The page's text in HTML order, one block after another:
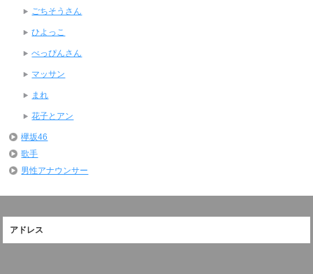
ごちそうさん
ひよっこ
べっぴんさん
マッサン
まれ
花子とアン
欅坂46
歌手
男性アナウンサー
アドレス